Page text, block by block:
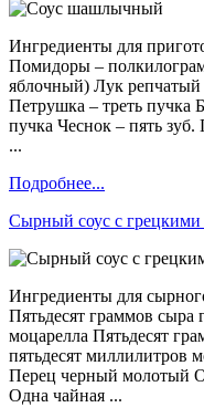
Ингредиенты для
Помидоры –
яблочный) Лук репчатый
Петрушка – треть пучка
пучка Чеснок – пять
...
Подробнее...
Сырный соус с грецкими
Ингредиенты для
Пятьдесят граммов сыра
моцарелла Пятьдесят
пятьдесят миллилитров
Перец черный молотый
Одна чайная ...